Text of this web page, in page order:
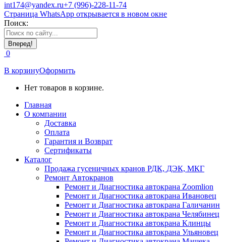
int174@yandex.ru+7 (996)-228-11-74
Страница WhatsApp открывается в новом окне
Поиск:
0
В корзинуОформить
Нет товаров в корзине.
Главная
О компании
Доставка
Оплата
Гарантия и Возврат
Сертификаты
Каталог
Продажа гусеничных кранов РДК, ДЭК, МКГ
Ремонт Автокранов
Ремонт и Диагностика автокрана Zoomlion
Ремонт и Диагностика автокрана Ивановец
Ремонт и Диагностика автокрана Галичанин
Ремонт и Диагностика автокрана Челябинец
Ремонт и Диагностика автокрана Клинцы
Ремонт и Диагностика автокрана Ульяновец